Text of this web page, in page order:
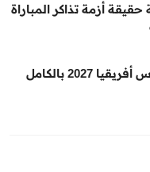
أزمة تذاكر المباراة
بالكامل